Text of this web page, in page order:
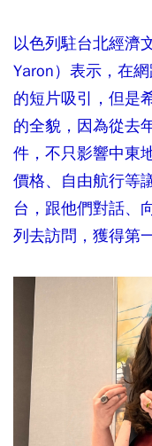
以色列駐台北經濟
Yaron）表示，在
的短片吸引，但是
的全貌，因為從去
件，不只影響中東
價格、自由航行等
台，跟他們對話、
列去訪問，獲得第